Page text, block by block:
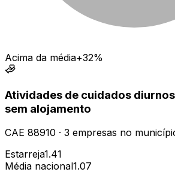
Acima da média+32%
Atividades de cuidados
sem alojamento
CAE 88910 · 3 empresas no
Estarreja1.41
Média nacional1.07